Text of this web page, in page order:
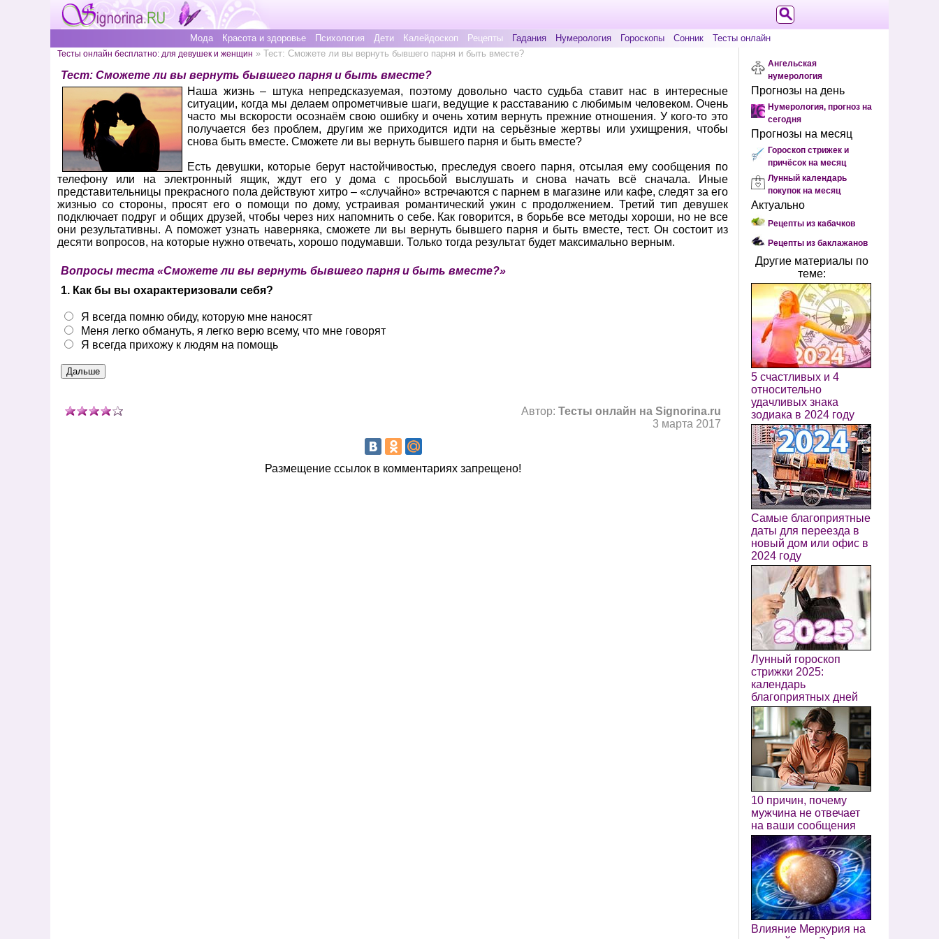
Мода Красота и здоровье Психология Дети Калейдоскоп Рецепты Гадания Нумерология Гороскопы Сонник Тесты онлайн
Тесты онлайн бесплатно: для девушек и женщин » Тест: Сможете ли вы вернуть бывшего парня и быть вместе?
Тест: Сможете ли вы вернуть бывшего парня и быть вместе?
Наша жизнь – штука непредсказуемая, поэтому довольно часто судьба ставит нас в интересные
ситуации, когда мы делаем опрометчивые шаги, ведущие к расставанию с любимым человеком. Очень
часто мы вскорости осознаём свою ошибку и очень хотим вернуть прежние отношения. У кого-то это
получается без проблем, другим же приходится идти на серьёзные жертвы или ухищрения, чтобы
снова быть вместе. Сможете ли вы вернуть бывшего парня и быть вместе?
Есть девушки, которые берут настойчивостью, преследуя своего парня, отсылая ему сообщения по
телефону или на электронный ящик, ждут его у дома с просьбой выслушать и снова начать всё сначала. Иные
представительницы прекрасного пола действуют хитро – «случайно» встречаются с парнем в магазине или кафе, следят за его
жизнью со стороны, просят его о помощи по дому, устраивая романтический ужин с продолжением. Третий тип девушек
подключает подруг и общих друзей, чтобы через них напомнить о себе. Как говорится, в борьбе все методы хороши, но не все
они результативны. А поможет узнать наверняка, сможете ли вы вернуть бывшего парня и быть вместе, тест. Он состоит из
десяти вопросов, на которые нужно отвечать, хорошо подумавши. Только тогда результат будет максимально верным.
Вопросы теста «Сможете ли вы вернуть бывшего парня и быть вместе?»
1. Как бы вы охарактеризовали себя?
Я всегда помню обиду, которую мне наносят
Меня легко обмануть, я легко верю всему, что мне говорят
Я всегда прихожу к людям на помощь
Автор: Тесты онлайн на Signorina.ru
3 марта 2017
Размещение ссылок в комментариях запрещено!
Ангельская
нумерология
Прогнозы на день
Нумерология, прогноз на
сегодня
Прогнозы на месяц
Гороскоп стрижек и
причёсок на месяц
Лунный календарь
покупок на месяц
Актуально
Рецепты из кабачков
Рецепты из баклажанов
Другие материалы по
теме:
5 счастливых и 4
относительно
удачливых знака
зодиака в 2024 году
Самые благоприятные
даты для переезда в
новый дом или офис в
2024 году
Лунный гороскоп
стрижки 2025:
календарь
благоприятных дней
10 причин, почему
мужчина не отвечает
на ваши сообщения
Влияние Меркурия на